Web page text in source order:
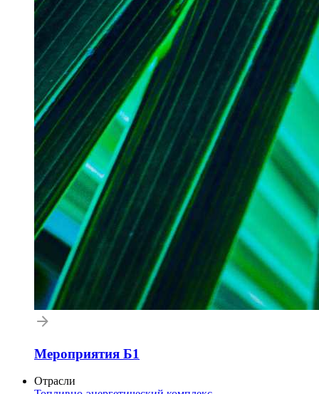
Мероприятия Б1
Отрасли